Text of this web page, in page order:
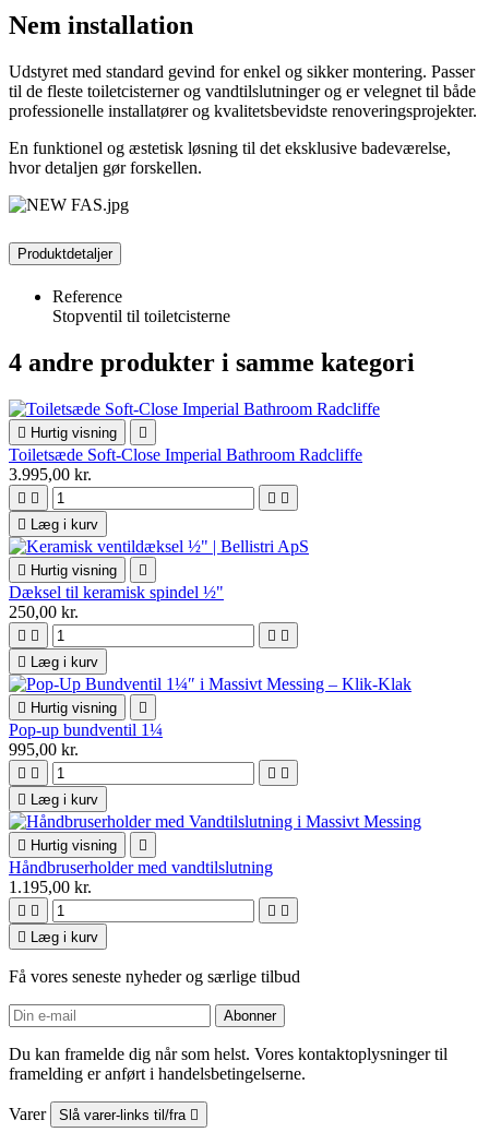
Nem installation
Udstyret med standard gevind for enkel og sikker montering. Passer
til de fleste toiletcisterner og vandtilslutninger og er velegnet til både
professionelle installatører og kvalitetsbevidste renoveringsprojekter.
En funktionel og æstetisk løsning til det eksklusive badeværelse,
hvor detaljen gør forskellen.
Produktdetaljer
Reference
Stopventil til toiletcisterne
4 andre produkter i samme kategori
 Hurtig visning 
Toiletsæde Soft-Close Imperial Bathroom Radcliffe
3.995,00 kr.
   
 Læg i kurv
 Hurtig visning 
Dæksel til keramisk spindel ½"
250,00 kr.
   
 Læg i kurv
 Hurtig visning 
Pop-up bundventil 1¼
995,00 kr.
   
 Læg i kurv
 Hurtig visning 
Håndbruserholder med vandtilslutning
1.195,00 kr.
   
 Læg i kurv
Få vores seneste nyheder og særlige tilbud
Du kan framelde dig når som helst. Vores kontaktoplysninger til
framelding er anført i handelsbetingelserne.
Varer Slå varer-links til/fra 